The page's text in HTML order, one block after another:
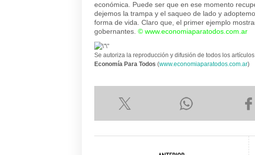
económica. Puede ser que en ese momento
dejemos la trampa y el saqueo de lado y
forma de vida. Claro que, el primer ejemplo
gobernantes. © www.economiaparatodos.com.ar
Se autoriza la reproducción y difusión de todos los
Economía Para Todos (www.economiaparatodos.com.ar)